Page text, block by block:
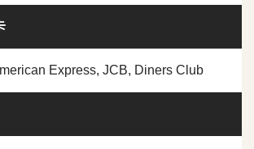
Express, JCB, Diners Club